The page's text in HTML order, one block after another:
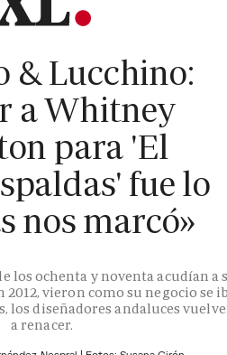
& Lucchino:
a Whitney
para 'El
fue lo
nos marcó»
los ochenta y noventa acudían a
2012, vieron como su negocio se
los diseñadores andaluces
a renacer.